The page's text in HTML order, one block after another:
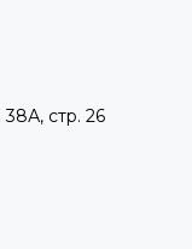
38А, стр. 26